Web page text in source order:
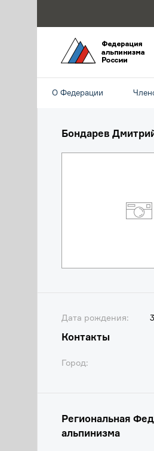
О Федерации
Бондарев
Дата рождения:
Контакты
Город:
Региональная
альпинизма